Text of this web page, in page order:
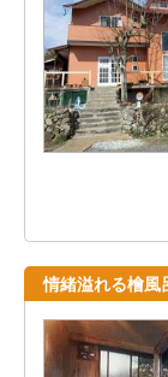
情緒溢れる檜風